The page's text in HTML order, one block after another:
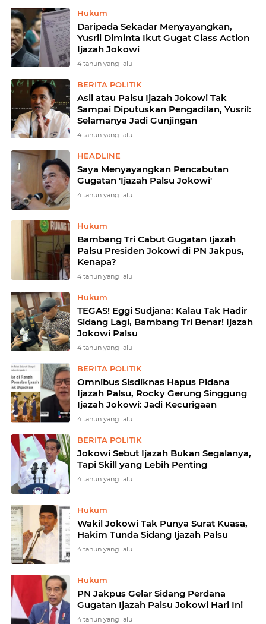
Hukum
Daripada Sekadar Menyayangkan,
Yusril Diminta Ikut Gugat Class Action
Ijazah Jokowi
4 tahun yang lalu
BERITA POLITIK
Asli atau Palsu Ijazah Jokowi Tak
Sampai Diputuskan Pengadilan, Yusril:
Selamanya Jadi Gunjingan
4 tahun yang lalu
HEADLINE
Saya Menyayangkan Pencabutan
Gugatan 'Ijazah Palsu Jokowi'
4 tahun yang lalu
Hukum
Bambang Tri Cabut Gugatan Ijazah
Palsu Presiden Jokowi di PN Jakpus,
Kenapa?
4 tahun yang lalu
Hukum
TEGAS! Eggi Sudjana: Kalau Tak Hadir
Sidang Lagi, Bambang Tri Benar! Ijazah
Jokowi Palsu
4 tahun yang lalu
BERITA POLITIK
Omnibus Sisdiknas Hapus Pidana
Ijazah Palsu, Rocky Gerung Singgung
Ijazah Jokowi: Jadi Kecurigaan
4 tahun yang lalu
BERITA POLITIK
Jokowi Sebut Ijazah Bukan Segalanya,
Tapi Skill yang Lebih Penting
4 tahun yang lalu
Hukum
Wakil Jokowi Tak Punya Surat Kuasa,
Hakim Tunda Sidang Ijazah Palsu
4 tahun yang lalu
Hukum
PN Jakpus Gelar Sidang Perdana
Gugatan Ijazah Palsu Jokowi Hari Ini
4 tahun yang lalu